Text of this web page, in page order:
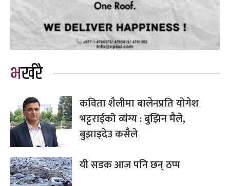
भर्खरै
कविता शैलीमा बालेनप्रति योगेश
भट्टराईको व्यंग्य : बुझिन मैले,
बुझाइदेउ कसैले
यी सडक आज पनि छन् ठप्प